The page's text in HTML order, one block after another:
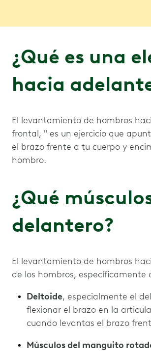
¿Qué es una
hacia
El levantamiento de hombros
frontal, " es un ejercicio que
el brazo frente a tu cuerpo y
hombro.
¿Qué
delantero?
El levantamiento de hombros
de los hombros, específicamente
Deltoide, especialmente el
flexionar el brazo en la
cuando levantas el brazo
Músculos del manguito